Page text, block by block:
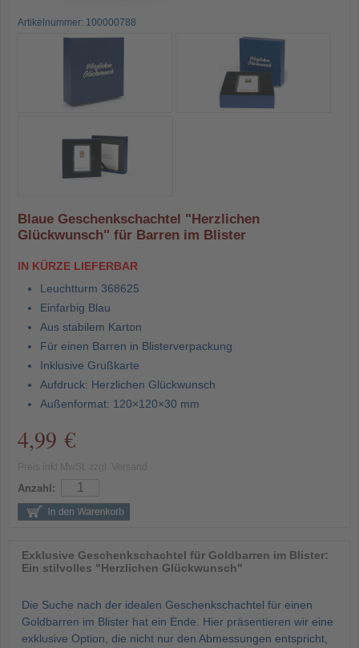
Artikelnummer: 100000788
Blaue Geschenkschachtel "Herzlichen
Glückwunsch" für Barren im Blister
IN KÜRZE LIEFERBAR
Leuchtturm 368625
Einfarbig Blau
Aus stabilem Karton
Für einen Barren in Blisterverpackung
Inklusive Grußkarte
Aufdruck: Herzlichen Glückwunsch
Außenformat: 120×120×30 mm
4,99 €
Anzahl:
Exklusive Geschenkschachtel für Goldbarren im Blister:
Ein stilvolles "Herzlichen Glückwunsch"
Die Suche nach der idealen Geschenkschachtel für einen
Goldbarren im Blister hat ein Ende. Hier präsentieren wir eine
exklusive Option, die nicht nur den Abmessungen entspricht,